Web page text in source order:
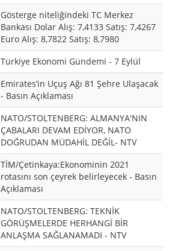
Gösterge niteliğindeki TC Merkez
Bankası Dolar Alış: 7,4133 Satış: 7,4267
Euro Alış: 8,7822 Satış: 8,7980
Türkiye Ekonomi Gündemi - 7 Eylül
Emirates’in Uçuş Ağı 81 Şehre Ulaşacak
- Basın Açıklaması
NATO/STOLTENBERG: ALMANYA'NIN
ÇABALARI DEVAM EDİYOR, NATO
DOĞRUDAN MÜDAHİL DEĞİL- NTV
TİM/Çetinkaya:Ekonominin 2021
rotasını son çeyrek belirleyecek - Basın
Açıklaması
NATO/STOLTENBERG: TEKNİK
GÖRÜŞMELERDE HERHANGİ BİR
ANLAŞMA SAĞLANAMADI - NTV